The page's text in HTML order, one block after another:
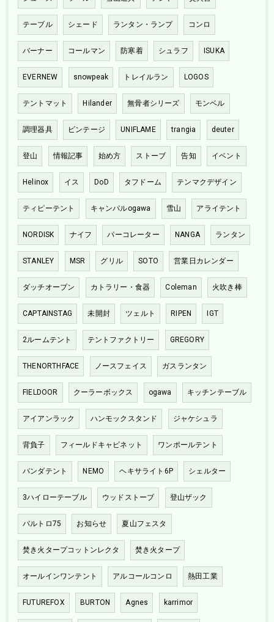
テーブル シェード ランタン・ランプ コンロ
バーナー コールマン 防寒着 シュラフ ISUKA
EVERNEW snowpeak トレイルラン LOGOS
テントマット Hilander 無骨者シリーズ モンベル
調理器具 ビンテージ UNIFLAME trangia deuter
登山 情報記事 始め方 ストーブ 告知 イベント
Helinox イス DoD タフドーム テンマクデザイン
ティピーテント キャンパルogawa 雪山 アライテント
NORDISK ナイフ パーコレーター NANGA ランタン
STANLEY MSR グリル SOTO 営業日カレンダー
ダッチオーブン カトラリー・食器 Coleman 火吹き棒
CAPTAINSTAG 未開封 ツェルト RIPEN IGT
2ルームテント テントファクトリー GREGORY
THENORTHFACE ノースフェイス ガスランタン
FIELDOOR クーラーボックス ogawa キッチンテーブル
アイアンラック ハンモックスタンド ジャケシュラ
背負子 フィールドキャビネット ワンポールテント
パンダテント NEMO ヘキサライト6P シェルター
3ハイローテーブル ウッドストーブ 登山ザック
バルトロ75 お知らせ 夏山フェスタ
焚き火タープコットンレクタ 焚き火タープ
オールインワンテント アルコールコンロ 熱田工業
FUTUREFOX BURTON Agnes karrimor